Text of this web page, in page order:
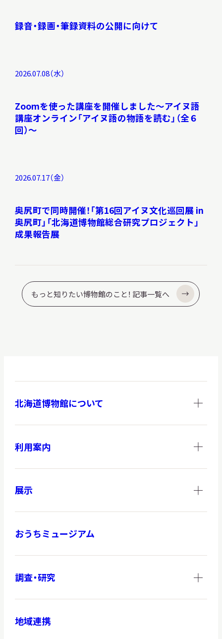
録音・録画・筆録資料の公開に向けて
2026.07.08（水）
Zoomを使った講座を開催しました～アイヌ語
講座オンライン「アイヌ語の物語を読む」（全６
回）～
2026.07.17（金）
奥尻町で同時開催！「第16回アイヌ文化巡回展 in
奥尻町」「北海道博物館総合研究プロジェクト」
成果報告展
もっと知りたい博物館のこと！ 記事一覧へ
北海道博物館について
利用案内
展示
おうちミュージアム
調査・研究
地域連携